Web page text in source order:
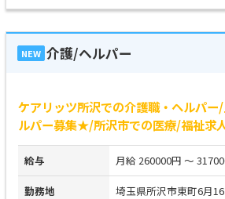
NEW 介護/ヘルパー
ケアリッツ所沢での介護職・ヘルパ
ルパー募集★/所沢市での医療/福祉求
給与 月給 260000円 ～
勤務地 埼玉県所沢市東町6月